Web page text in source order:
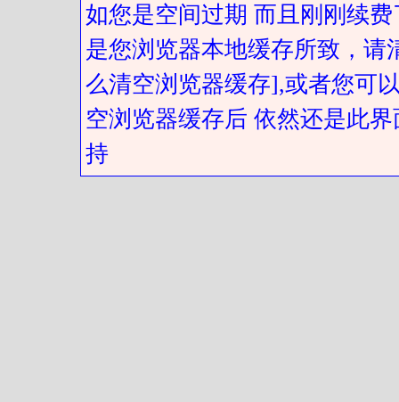
如您是空间过期 而且刚刚续
是您浏览器本地缓存所致，
么清空浏览器缓存],或者您可
空浏览器缓存后 依然还是此
持